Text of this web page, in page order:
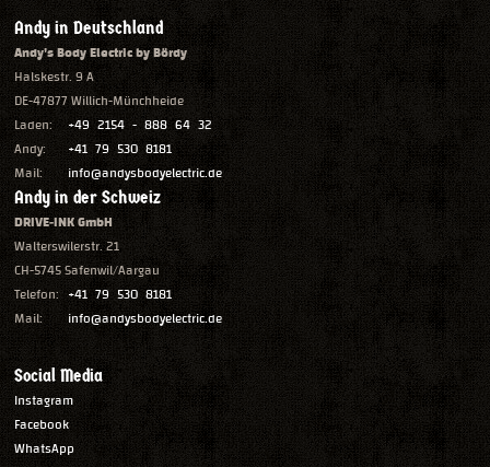
Andy in Deutschland
Andy's Body Electric by Bördy
Halskestr. 9 A
DE-47877 Willich-Münchheide
Laden:
+49 2154 - 888 64 32
Andy:
+41 79 530 8181
Mail:
info@andysbodyelectric.de
Andy in der Schweiz
DRIVE-INK GmbH
Walterswilerstr. 21
CH-5745 Safenwil/Aargau
Telefon: +41 79 530 8181
Mail:
info@andysbodyelectric.de
Social Media
Instagram
Facebook
WhatsApp